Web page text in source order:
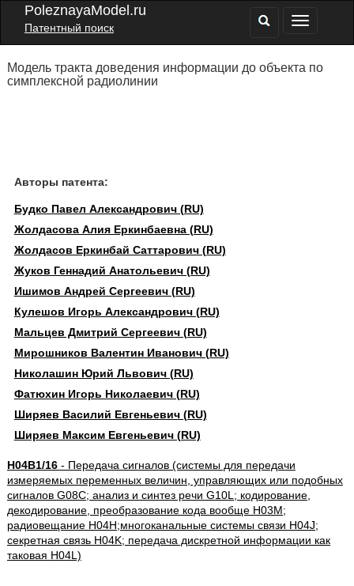
PoleznayaModel.ru
Патентный поиск
Модель тракта доведения информации до объекта по
симплексной радиолинии
Авторы патента:
Будко Павел Александрович (RU)
Жолдасова Алия Еркинбаевна (RU)
Жолдасов Еркинбай Саттарович (RU)
Жуков Геннадий Анатольевич (RU)
Ишимов Андрей Сергеевич (RU)
Кулешов Игорь Александрович (RU)
Мальцев Дмитрий Сергеевич (RU)
Мирошников Валентин Иванович (RU)
Николашин Юрий Львович (RU)
Фатюхин Игорь Николаевич (RU)
Ширяев Василий Евгеньевич (RU)
Ширяев Максим Евгеньевич (RU)
H04B1/16- Передача сигналов (системы для передачи
измеряемых переменных величин, управляющих или подобных
сигналов G08C; анализ и синтез речи G10L; кодирование,
декодирование, преобразование кода вообще H03M;
радиовещание H04H;многоканальные системы связи H04J;
секретная связь H04K; передача дискретной информации как
таковая H04L)